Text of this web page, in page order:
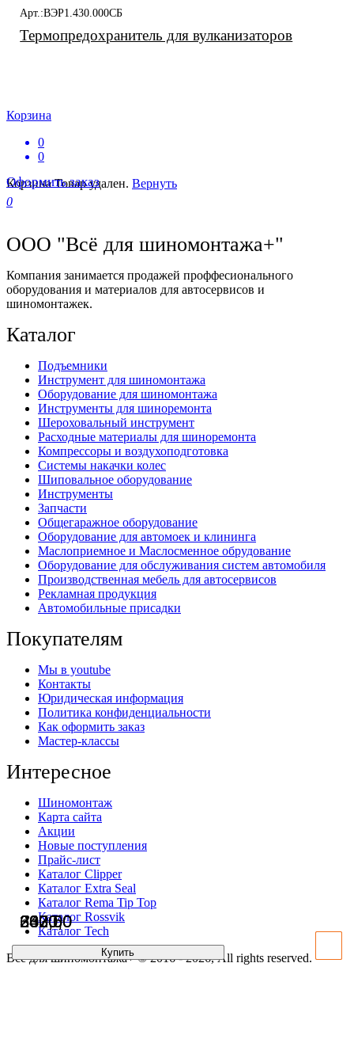
6020,0
Купить
2430,0
Купить
367,5
Купить
Арт.:ВЭР1.430.000СБ
Термопредохранитель для вулканизаторов
330,0
Купить
Корзина
0
0
Корзина Товар удален. Вернуть
0
Оформить заказ
ООО "Всё для шиномонтажа+"
Компания занимается продажей проффесионального
оборудования и материалов для автосервисов и
шиномонтажек.
Каталог
Подъемники
Инструмент для шиномонтажа
Оборудование для шиномонтажа
Инструменты для шиноремонта
Шероховальный инструмент
Расходные материалы для шиноремонта
Компрессоры и воздухоподготовка
Системы накачки колес
Шиповальное оборудование
Инструменты
Запчасти
Общегаражное оборудование
Оборудование для автомоек и клининга
Маслоприемное и Маслосменное обрудование
Оборудование для обслуживания систем автомобиля
Производственная мебель для автосервисов
Рекламная продукция
Автомобильные присадки
Покупателям
Мы в youtube
Контакты
Юридическая информация
Политика конфиденциальности
Как оформить заказ
Мастер-классы
Интересное
Шиномонтаж
Карта сайта
Акции
Новые поступления
Прайс-лист
Каталог Clipper
Каталог Extra Seal
Каталог Rema Tip Top
Каталог Rossvik
Каталог Tech
Всё для шиномонтажа+ © 2016 - 2026, All rights reserved.